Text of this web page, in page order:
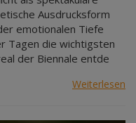
Ausdrucksform
emotionalen Tiefe
Tagen die wichtigsten
der Biennale entde
Weiterlesen